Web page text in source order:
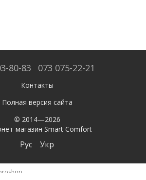
80-83 073 075-22-21
Контакты
Полная версия сайта
© 2014—2026
магазин Smart Comfort
Рус Укр